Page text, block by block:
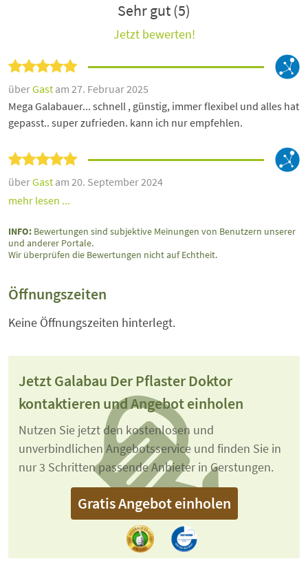
Sehr gut (5)
Jetzt bewerten!
überGast am 27. Februar 2025
Mega Galabauer... schnell , günstig, immer flexibel und alles hat
gepasst.. super zufrieden. kann ich nur empfehlen.
überGast am 20. September 2024
mehr lesen ...
INFO: Bewertungen sind subjektive Meinungen von Benutzern unserer
und anderer Portale.
Wir überprüfen die Bewertungen nicht auf Echtheit.
Öffnungszeiten
Keine Öffnungszeiten hinterlegt.
Jetzt Galabau Der Pflaster Doktor
kontaktieren und Angebot einholen
Nutzen Sie jetzt den kostenlosen und
unverbindlichen Angebotsservice und finden Sie in
nur 3 Schritten passende Anbieter in Gerstungen.
Gratis Angebot einholen